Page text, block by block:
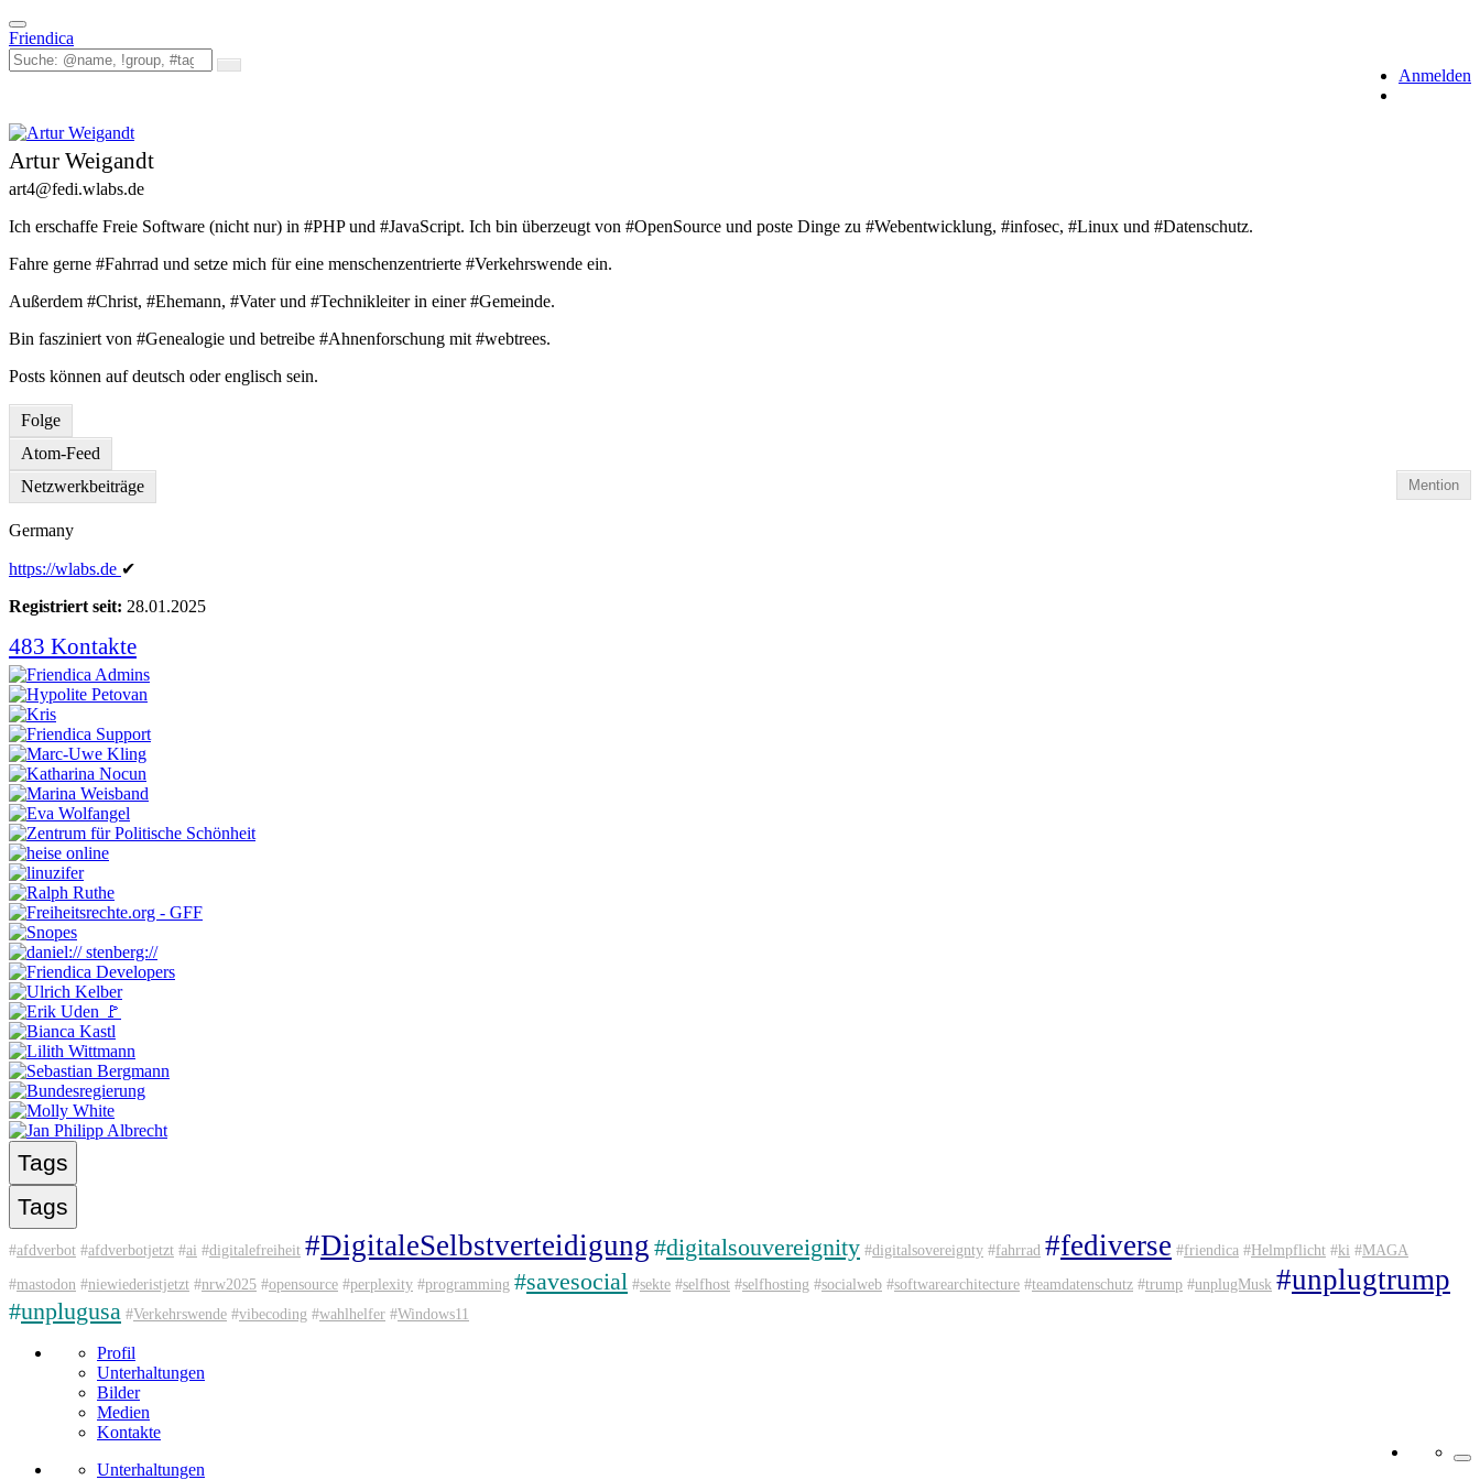
Toggle
navigation
Friendica
Anmelden
Artur Weigandt
art4@fedi.wlabs.de
Ich erschaffe Freie Software (nicht nur) in #PHP und #JavaScript. Ich bin überzeugt von #OpenSource und poste Dinge zu #Webentwicklung, #infosec, #Linux und #Datenschutz.
Fahre gerne #Fahrrad und setze mich für eine menschenzentrierte #Verkehrswende ein.
Außerdem #Christ, #Ehemann, #Vater und #Technikleiter in einer #Gemeinde.
Bin fasziniert von #Genealogie und betreibe #Ahnenforschung mit #webtrees.
Posts können auf deutsch oder englisch sein.
Folge
Atom-Feed
Mention
Netzwerkbeiträge
Germany
https://wlabs.de ✔
Registriert seit: 28.01.2025
483 Kontakte
Kontakte
anzeigen
Tags
Tags
#afdverbot #afdverbotjetzt #ai #digitalefreiheit #DigitaleSelbstverteidigung #digitalsouvereignity #digitalsovereignty #fahrrad #fediverse #friendica #Helmpflicht #ki #MAGA
#mastodon #niewiederistjetzt #nrw2025 #opensource #perplexity #programming #savesocial #sekte #selfhost #selfhosting #socialweb #softwarearchitecture #teamdatenschutz #trump #unplugMusk #unplugtrump
#unplugusa #Verkehrswende #vibecoding #wahlhelfer #Windows11
Profil
Unterhaltungen
Bilder
Medien
Kontakte
Unterhaltungen